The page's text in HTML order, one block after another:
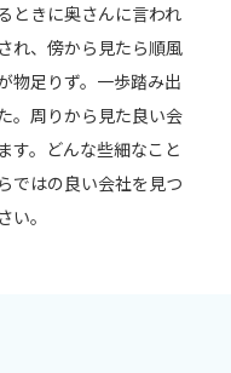
ときに奥さんに言われ
れ、傍から見たら順風
物足りず。一歩踏み出
。周りから見た良い会
す。どんな些細なこと
ではの良い会社を見つ
。